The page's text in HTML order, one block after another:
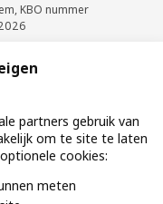
KBO nummer
partners gebruik van
om te site te laten
cookies:
meten